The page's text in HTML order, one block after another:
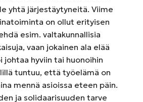
yhtä järjestäytyneitä. Viime
on ollut erityisen
esim. valtakunnallisia
vaan jokainen ala elää
johtaa hyviin tai huonoihin
tuntuu, että työelämä on
mennä asioissa eteen päin.
ja solidaarisuuden tarve